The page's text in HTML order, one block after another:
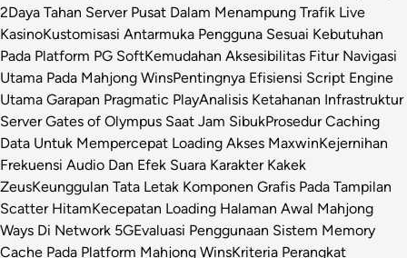
2Daya Tahan Server Pusat Dalam Menampung Trafik Live
KasinoKustomisasi Antarmuka Pengguna Sesuai Kebutuhan
Pada Platform PG SoftKemudahan Aksesibilitas Fitur Navigasi
Utama Pada Mahjong WinsPentingnya Efisiensi Script Engine
Utama Garapan Pragmatic PlayAnalisis Ketahanan Infrastruktur
Server Gates of Olympus Saat Jam SibukProsedur Caching
Data Untuk Mempercepat Loading Akses MaxwinKejernihan
Frekuensi Audio Dan Efek Suara Karakter Kakek
ZeusKeunggulan Tata Letak Komponen Grafis Pada Tampilan
Scatter HitamKecepatan Loading Halaman Awal Mahjong
Ways Di Network 5GEvaluasi Penggunaan Sistem Memory
Cache Pada Platform Mahjong WinsKriteria Perangkat